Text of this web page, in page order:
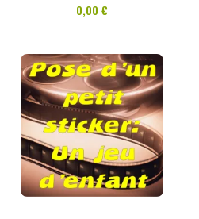
0,00 €
AJOUTER AU PANIER